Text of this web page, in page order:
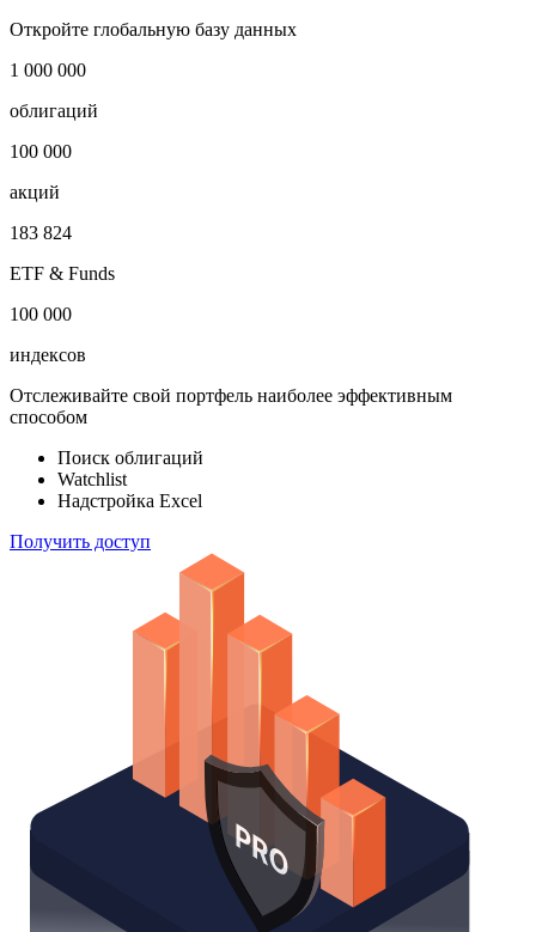
Откройте глобальную базу данных
1 000 000
облигаций
100 000
акций
183 824
ETF & Funds
100 000
индексов
Отслеживайте свой портфель наиболее эффективным
способом
Поиск облигаций
Watchlist
Надстройка Excel
Получить доступ